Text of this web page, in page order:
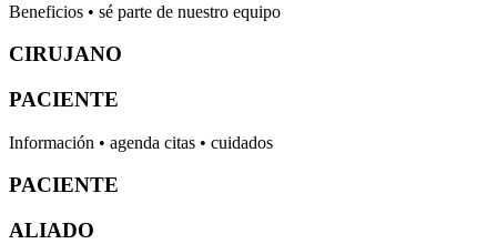
Beneficios • sé parte de nuestro equipo
CIRUJANO
PACIENTE
Información • agenda citas • cuidados
PACIENTE
ALIADO